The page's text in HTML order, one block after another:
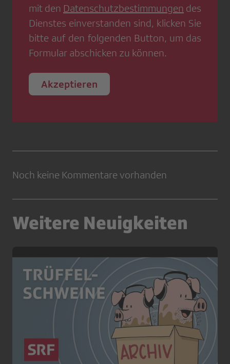
mit den Datenschutzbestimmungen des
Dienstes einverstanden sind, klicken Sie
bitte auf den folgenden Button, um das
Formular abschicken zu können.
Akzeptieren
Noch keine Kommentare vorhanden
Weitere Neuigkeiten